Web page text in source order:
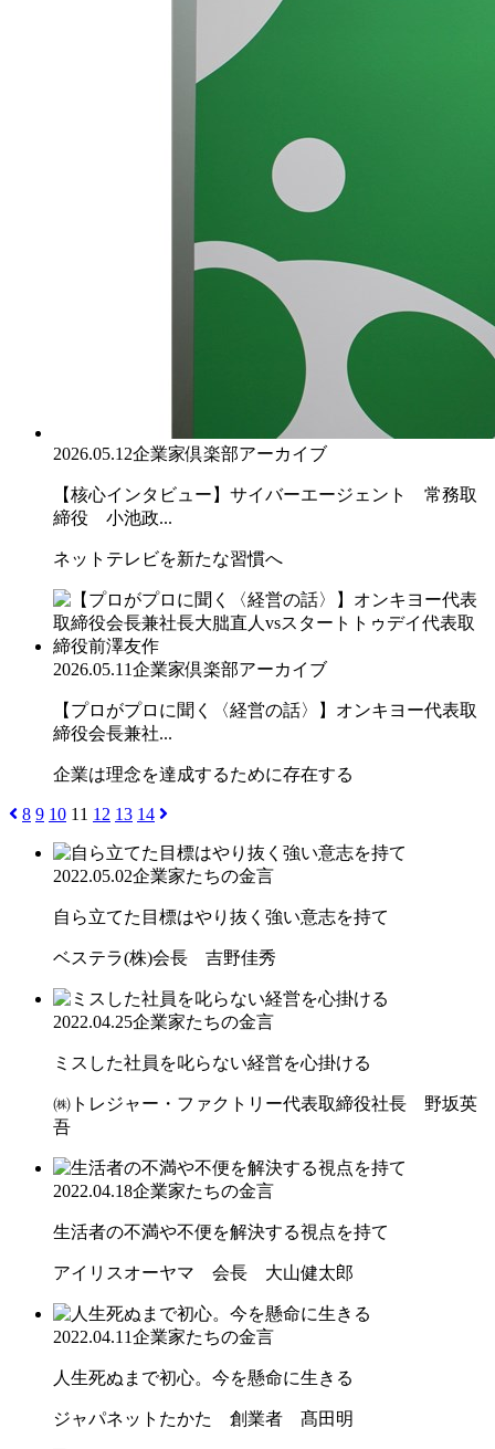
2026.05.12企業家倶楽部アーカイブ
【核心インタビュー】サイバーエージェント 常務取
締役 小池政...
ネットテレビを新たな習慣へ
2026.05.11企業家倶楽部アーカイブ
【プロがプロに聞く〈経営の話〉】オンキヨー代表取
締役会長兼社...
企業は理念を達成するために存在する
8 9 10 11 12 13 14
2022.05.02企業家たちの金言
自ら立てた目標はやり抜く強い意志を持て
ベステラ(株)会長 吉野佳秀
2022.04.25企業家たちの金言
ミスした社員を叱らない経営を心掛ける
㈱トレジャー・ファクトリー代表取締役社長 野坂英
吾
2022.04.18企業家たちの金言
生活者の不満や不便を解決する視点を持て
アイリスオーヤマ 会長 大山健太郎
2022.04.11企業家たちの金言
人生死ぬまで初心。今を懸命に生きる
ジャパネットたかた 創業者 髙田明